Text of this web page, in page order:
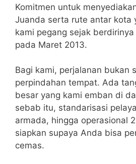
Komitmen untuk
Juanda serta rute antar kota
kami pegang sejak
pada Maret 2013.
Bagi kami, perjalanan bukan
perpindahan tempat. Ada
besar yang kami emban di
sebab itu, standarisasi
armada, hingga operasional
siapkan supaya Anda bisa
cemas.